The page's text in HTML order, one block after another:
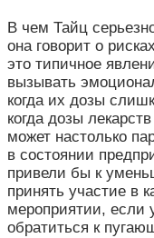
В чем Тайц
она говорит о
это типичное
вызывать
когда их дозы
когда дозы
может настолько
в состоянии
привели бы к
принять участие в
мероприятии, если
обратиться к